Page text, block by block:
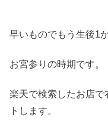
早いものでもう生後1か
お宮参りの時期です。
楽天で検索したお店
トします。